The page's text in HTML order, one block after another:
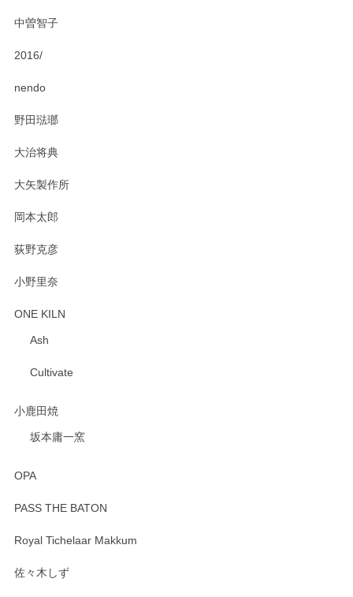
中曽智子
2016/
nendo
野田琺瑯
大治将典
大矢製作所
岡本太郎
荻野克彦
小野里奈
ONE KILN
Ash
Cultivate
小鹿田焼
坂本庸一窯
OPA
PASS THE BATON
Royal Tichelaar Makkum
佐々木しず